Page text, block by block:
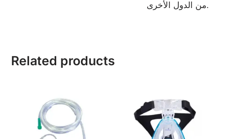
من الدول الأخرى.
Related products